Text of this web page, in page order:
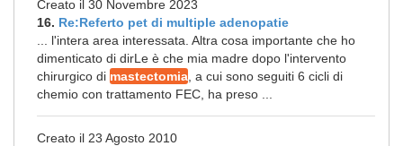
Creato il 30 Novembre 2023
16. Re:Referto pet di multiple adenopatie
... l'intera area interessata. Altra cosa importante che ho
dimenticato di dirLe è che mia madre dopo l'intervento
chirurgico di mastectomia , a cui sono seguiti 6 cicli di
chemio con trattamento FEC, ha preso ...
Creato il 23 Agosto 2010